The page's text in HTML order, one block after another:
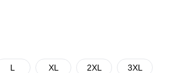
L XL 2XL 3XL